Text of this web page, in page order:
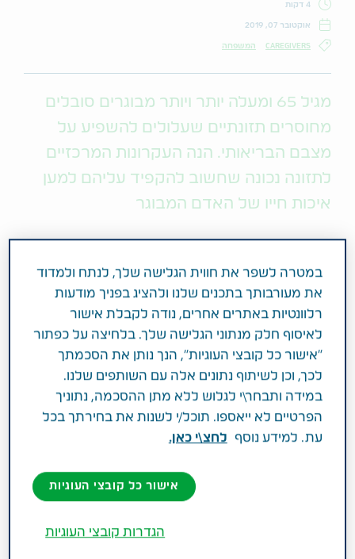
4 דקות
אוקטובר 07, 2019
CAREGIVERS המשפחה
מגיל 65 ומעלה יותר ויותר מבוגרים סובלים
מחוסרים תזונתיים שעלולים להשפיע על
מצבם הבריאותי. הנה העקרונות המרכזיים
לתזונה נכונה שחשוב להקפיד עליהם למען
איכות חייו של האדם המבוגר
של מה בכך והיא נעשית מורכבת יותר עם העלייה בגיל.
ירידה בתפקוד, בתיאבון, קושי בלעיסה, מצב שיניים ירוד
וכן מצבים דיכאוניים ומחלות למיניהן עלולים להוביל
לירידה במשקל. מעבר למעקב רפואי, למעקב על
המשקל והתזונה יש חשיבות מרובה לאיכות חייו של בן
המשפחה המבוגר. ירידה בצריכה קלורית לא מפוקחת
יכולה במצבים קיצוניים להפוך בקלות לתת תזונה, מצב
שעלול לפגוע בבריאותו ובתפקודו של בן המשפחה
המבוגר באופן מהותי.
ירידה במשקל בגיל השלישי
תופעה טבעית שמשפיעה על רובם המכריע של בני הגיל
במטרה לשפר את חווית הגלישה שלך, לנתח ולמדוד
את מעורבותך בתכנים שלנו ולהציג בפניך מודעות
רלוונטיות באתרים אחרים, נודה לקבלת אישור
לאיסוף חלק מנתוני הגלישה שלך. בלחיצה על כפתור
"אישור כל קובצי העוגיות", הנך נותן את הסכמתך
לכך, וכן לשיתוף נתונים אלה עם השותפים שלנו.
במידה ותבחר\י לגלוש ללא מתן ההסכמה, נתוניך
הפרטיים לא ייאספו. תוכל/י לשנות את בחירתך בכל
עת. למידע נוסף
לחצ\י כאן.
אישור כל קובצי העוגיות
הגדרות קובצי העוגיות